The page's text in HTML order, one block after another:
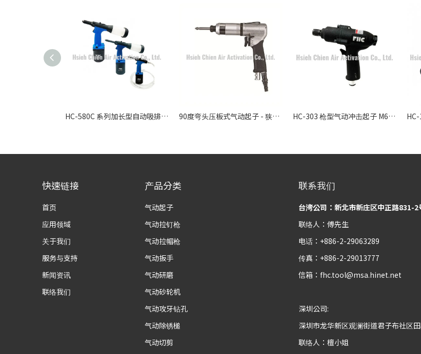
HC-580C 系列加长型自动吸排拉钉枪 - 轻量客制化工业级深孔铆接方案 90度弯头压板式气动起子 - 狭窄空间专用精准锁付方案 HC-303 枪型气动冲击起子 M6-M8 - 人体工学高效率锁付工具
快速链接
首页
应用领域
关于我们
服务与支持
新闻资讯
联络我们
产品分类
气动起子
气动拉钉枪
气动拉帽枪
气动扳手
气动研磨
气动砂轮机
气动攻牙钻孔
气动除锈槌
气动切剪
联系我们
台湾公司：新北市新庄区中正路831-2
联络人：傅先生
电话：+886-2-29063289
传真：+886-2-29013777
信箱： fhc.tool@msa.hinet.net
深圳公司:
深圳市龙华新区观澜街道君子布社区
联络人：檀小姐